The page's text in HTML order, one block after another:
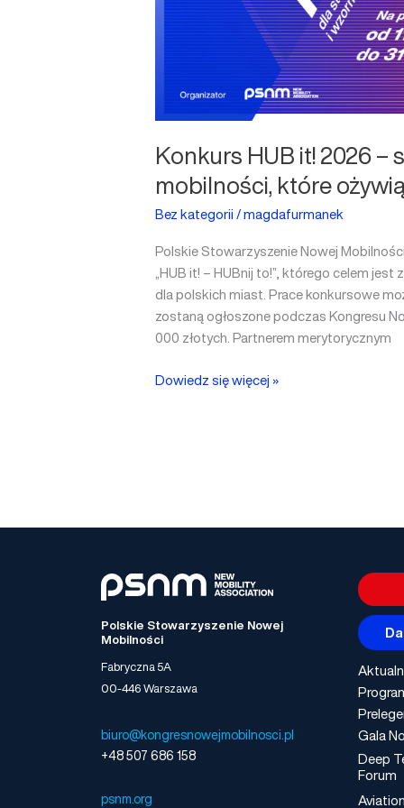
Konkurs HUB it! 2026
mobilności, które
Bez kategorii/magdafurmanek
Polskie Stowarzyszenie Nowej
„HUB it! – HUBnij to!”, którego celem
dla polskich miast. Prace konkursowe
zostaną ogłoszone podczas Kongresu
000 złotych. Partnerem merytorycznym
Dowiedz się więcej »
Polskie Stowarzyszenie Nowej
Mobilności
Fabryczna 5A
00-446 Warszawa
biuro@kongresnowejmobilnosci.pl
+48 507 686 158
psnm.org
Gala
Deep
Forum